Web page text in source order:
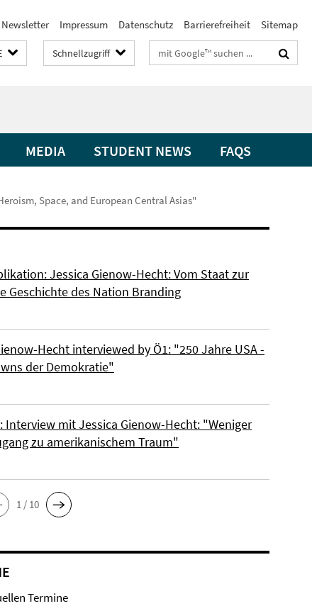
Newsletter Impressum Datenschutz Barrierefreiheit Sitemap
Schnellzugriff Suchbegriffe
MEDIA STUDENT NEWS FAQS
Space, and European Central Asias"
Jessica Gienow-Hecht: Vom Staat zur
Geschichte des Nation Branding
Hecht interviewed by Ö1: "250 Jahre USA -
der Demokratie"
Interview mit Jessica Gienow-Hecht: "Weniger
zu amerikanischem Traum"
1 / 10
Termine